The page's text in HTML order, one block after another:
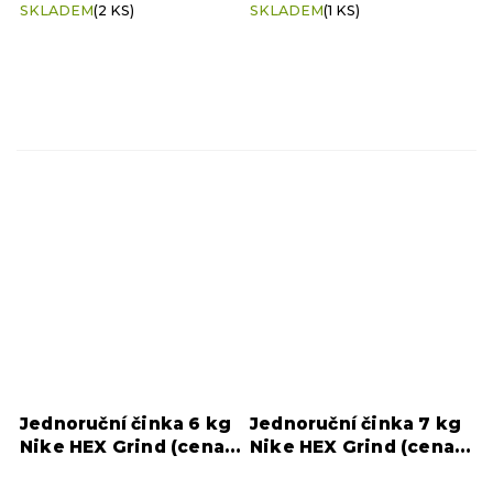
SKLADEM(2 KS) SKLADEM(1 KS)
Jednoruční činka 6 kg
Nike HEX Grind (cena
Jednoruční činka 7 kg
Nike HEX Grind (cena